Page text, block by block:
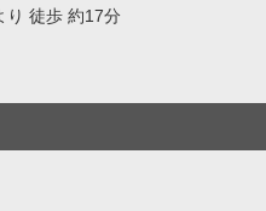
り 徒歩 約17分